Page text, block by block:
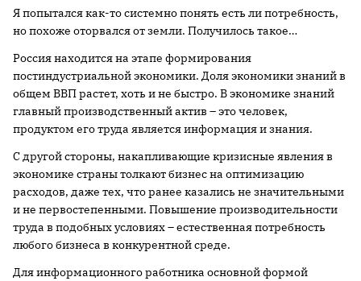
Я попытался как-то системно понять есть ли потребность,
но похоже оторвался от земли. Получилось такое…
Россия находится на этапе формирования
постиндустриальной экономики. Доля экономики знаний в
общем ВВП растет, хоть и не быстро. В экономике знаний
главный производственный актив – это человек,
продуктом его труда является информация и знания.
С другой стороны, накапливающие кризисные явления в
экономике страны толкают бизнес на оптимизацию
расходов, даже тех, что ранее казались не значительными
и не первостепенными. Повышение производительности
труда в подобных условиях – естественная потребность
любого бизнеса в конкурентной среде.
Для информационного работника основной формой